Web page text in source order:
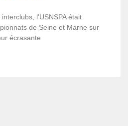
l’USNSPA était
de Seine et Marne sur
écrasante